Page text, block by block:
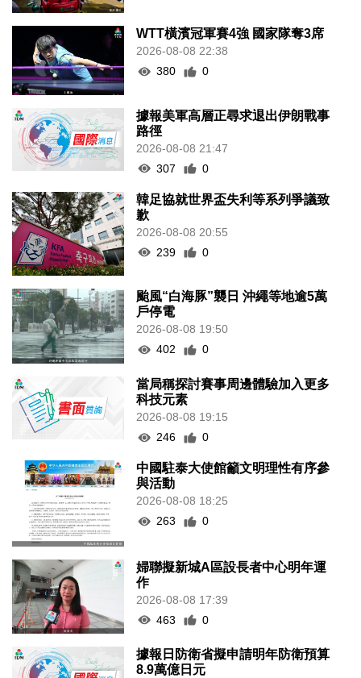
WTT橫濱冠軍賽4強 國家隊奪3席
2026-08-08 22:38
380
0
據報美軍高層正尋求退出伊朗戰事
路徑
2026-08-08 21:47
307
0
韓足協就世界盃失利等系列爭議致
歉
2026-08-08 20:55
239
0
颱風“白海豚”襲日 沖繩等地逾5萬
戶停電
2026-08-08 19:50
402
0
當局稱探討賽事周邊體驗加入更多
科技元素
2026-08-08 19:15
246
0
中國駐泰大使館籲文明理性有序參
與活動
2026-08-08 18:25
263
0
婦聯擬新城A區設長者中心明年運
作
2026-08-08 17:39
463
0
據報日防衛省擬申請明年防衛預算
8.9萬億日元